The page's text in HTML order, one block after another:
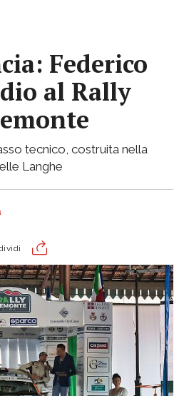
Federico
al Rally
tecnico, costruita nella
Langhe